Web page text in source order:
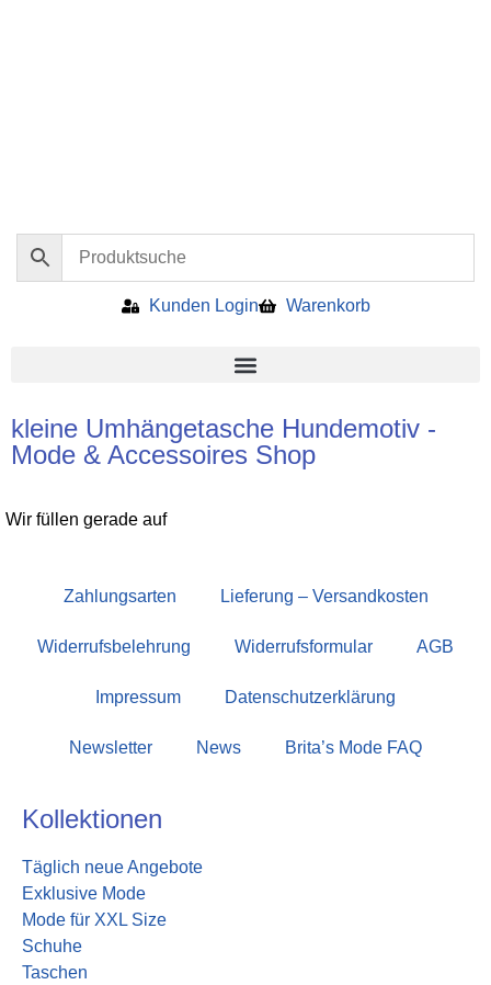
Kunden Login Warenkorb
kleine Umhängetasche Hundemotiv -
Mode & Accessoires Shop
Wir füllen gerade auf
Zahlungsarten Lieferung – Versandkosten
Widerrufsbelehrung Widerrufsformular AGB
Impressum Datenschutzerklärung
Newsletter News Brita’s Mode FAQ
Kollektionen
Täglich neue Angebote
Exklusive Mode
Mode für XXL Size
Schuhe
Taschen